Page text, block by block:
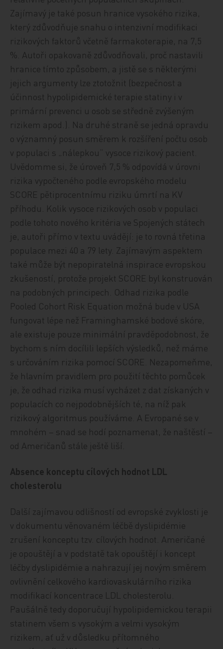
Zajímavý je také posun hranice vysokého rizika,
který zdůvodňuje snahu o intenzivní modifikaci
rizikových faktorů včetně farmakoterapie, na 7,5
%. Autoři opakovaně zdůvodňovali, proč nastavili
hranice tímto způsobem, a jistě se s některými
jejich argumenty lze ztotožnit (bezpečnost a
účinnost hypolipidemické terapie statiny i v
primární prevenci u osob se středně zvýšeným
rizikem apod.). Na druhé straně se jedná opravdu
o významný posun směrem k rozšíření počtu osob
v populaci s „nálepkou“ vysoce rizikový pacient.
Uvědomme si, že úroveň 7,5 % odpovídá v úrovni
rizika vypočteného podle evropského modelu
SCORE pětiprocentnímu riziku úmrtí na KV
příhodu. Kolik vysoce rizikových osob v populaci
podle tohoto nového kritéria ve Spojených státech
je, autoři přímo v textu uvádějí: je to rovná třetina
populace mezi 40 a 79 lety. Zajímavým aspektem
také může být nepopiratelná inspirace evropskou
zkušeností, protože projekt SCORE byl konstruován
na podobných principech. Odhad rizika podle
Pooled Cohort Risk Equation možná bude v USA
fungovat lépe než Framinghamské bodové skóre,
ale existuje pouze minimální pravděpodobnost, že
bychom s ním docílili lepších výsledků, než máme
s určováním rizika pomocí SCORE. Nezapomeňme,
že hlavním pravidlem pro použití těchto pomůcek
je, že odhad rizika musí vycházet z dat získaných v
populacích co nejpodobnějších té, na níž pak
rizikový algoritmus používáme. A Evropané se v
mnohém – snad se hodí poznamenat, že naštěstí –
od Američanů stále ještě liší.
Absence konceptu cílových hodnot LDL
cholesterolu
Další zajímavou odlišností od evropské zvyklosti je
v dokumentu věnovaném léčbě dyslipidémie
zrušení konceptu tzv. cílových hodnot. Američané
je opouštějí a v podstatě tak opouštějí i koncept
léčby dyslipidémie a nahrazují jej novým směrem
ovlivnění celkového kardiovaskulárního rizika
modifikací koncentrace LDL cholesterolu.
Paušálně tedy doporučují hypolipidemickou terapii
statinem všem s vysokým a velmi vysokým
rizikem, ať už v důsledku přítomného